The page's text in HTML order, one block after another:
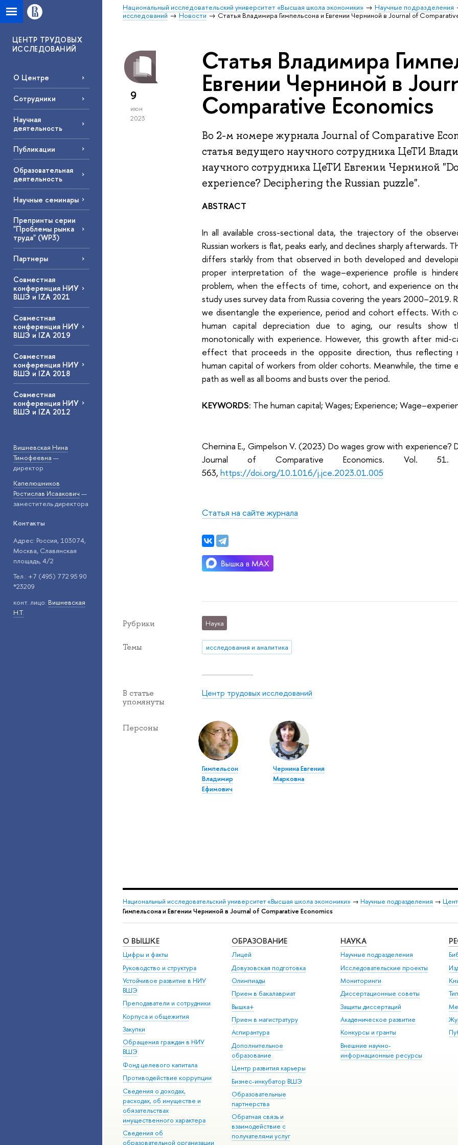
Национальный исследовательский университет «Высшая школа экономики» Научные подразделения
исследований
Новости Статья Владимира Гимпельсона и Евгении Черниной в Journal of
ЦЕНТР ТРУДОВЫХ
ИССЛЕДОВАНИЙ
О Центре
Сотрудники
Научная
деятельность
Публикации
Образовательная
деятельность
Научные семинары
Препринты серии
"Проблемы рынка
труда" (WP3)
Партнеры
Совместная
конференция НИУ
ВШЭ и IZA 2021
Совместная
конференция НИУ
ВШЭ и IZA 2019
Совместная
конференция НИУ
ВШЭ и IZA 2018
Совместная
конференция НИУ
ВШЭ и IZA 2012
Вишневская Нина
Тимофеевна —
директор
Капелюшников
Ростислав Исаакович —
заместитель директора
Контакты
Адрес: Россия, 103074,
Москва, Славянская
площадь, 4/2
Тел.: +7 (495) 772 95 90
*23209
конт. лицо: Вишневская
Н.Т.
9
июн
2023
Статья Владимира
Евгении Черниной в
Comparative Economics
Во 2-м номере журнала Journal of Comparative
статья ведущего научного сотрудника ЦеТИ
научного сотрудника ЦеТИ Евгении Черниной
experience? Deciphering the Russian puzzle".
ABSTRACT
In all available cross-sectional data, the trajectory of the
Russian workers is flat, peaks early, and declines sharply afterwards.
differs starkly from that observed in both developed and
proper interpretation of the wage–experience profile is
problem, when the effects of time, cohort, and experience on
study uses survey data from Russia covering the years 2000–2019.
we disentangle the experience, period and cohort effects. With
human capital depreciation due to aging, our results show
monotonically with experience. However, this growth after
effect that proceeds in the opposite direction, thus reflecting
human capital of workers from older cohorts. Meanwhile, the time
path as well as all booms and busts over the period.
KEYWORDS: The human capital; Wages; Experience;
Chernina E., Gimpelson V. (2023) Do wages grow with experience?
Journal of Comparative Economics. Vol.
563,https://doi.org/10.1016/j.jce.2023.01.005
Статья на сайте журнала
Рубрики Наука
Темы исследования и аналитика
В статье
упомянуты
Центр трудовых исследований
Персоны
Гимпельсон
Владимир
Ефимович
Чернина Евгения
Марковна
Национальный исследовательский университет «Высшая школа экономики» → Научные подразделения →
Гимпельсона и Евгении Черниной в Journal of Comparative Economics
О ВЫШКЕ
Цифры и факты
Руководство и структура
Устойчивое развитие в НИУ
ВШЭ
Преподаватели и сотрудники
Корпуса и общежития
Закупки
Обращения граждан в НИУ
ВШЭ
Фонд целевого капитала
Противодействие коррупции
Сведения о доходах,
расходах, об имуществе и
обязательствах
имущественного характера
Сведения об
образовательной организации
ОБРАЗОВАНИЕ
Лицей
Довузовская подготовка
Олимпиады
Прием в бакалавриат
Вышка+
Прием в магистратуру
Аспирантура
Дополнительное
образование
Центр развития карьеры
Бизнес-инкубатор ВШЭ
Образовательные
партнерства
Обратная связь и
взаимодействие с
получателями услуг
НАУКА
Научные подразделения
Исследовательские проекты
Мониторинги
Диссертационные советы
Защиты диссертаций
Академическое развитие
Конкурсы и гранты
Внешние научно-
информационные ресурсы